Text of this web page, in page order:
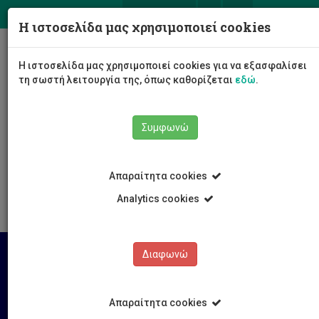
Σχολή Μηχανικής και Τεχνολογίας
Τμήμα Μηχανολόγων Μηχανικών και Επιστήμης και
Ερευνητικές Μονάδες και Εργαστήρια
Nanostructured Materials Systems
Η ιστοσελίδα μας χρησιμοποιεί cookies
Η ιστοσελίδα μας χρησιμοποιεί cookies για να εξασφαλίσει
τη σωστή λειτουργία της, όπως καθορίζεται εδώ.
Συμφωνώ
Απαραίτητα cookies
Analytics cookies
Διαφωνώ
Απαραίτητα cookies